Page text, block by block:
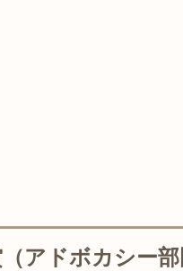
アドボカシー部